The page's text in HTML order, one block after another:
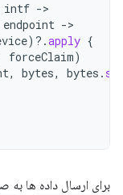
intf -
endpoint -
) ?.apply {
forceClaim)
, bytes, bytes .
برای ارسال داده ها به